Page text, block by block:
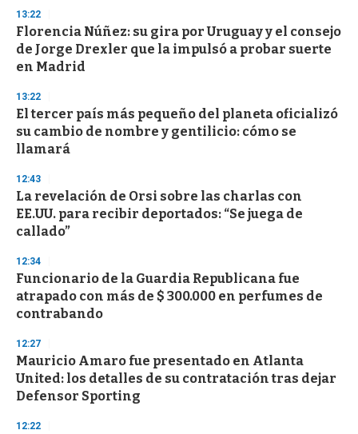
3
s
e
c
o
d
s
13:22
Florencia Núñez: su gira por Uruguay y el consejo
de Jorge Drexler que la impulsó a probar suerte
en Madrid
13:22
El tercer país más pequeño del planeta oficializó
su cambio de nombre y gentilicio: cómo se
llamará
12:43
La revelación de Orsi sobre las charlas con
EE.UU. para recibir deportados: “Se juega de
callado”
12:34
Funcionario de la Guardia Republicana fue
atrapado con más de $ 300.000 en perfumes de
contrabando
12:27
Mauricio Amaro fue presentado en Atlanta
United: los detalles de su contratación tras dejar
Defensor Sporting
12:22